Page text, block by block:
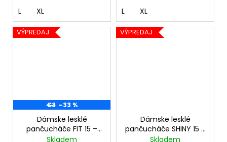
L XL L XL
VÝPREDAJ
€3 –33 %
Dámske lesklé
pančucháče FIT 15 –
čierne
Skladem
VÝPREDAJ
Dámske lesklé
pančucháče SHINY 15 –
čierne
Skladem